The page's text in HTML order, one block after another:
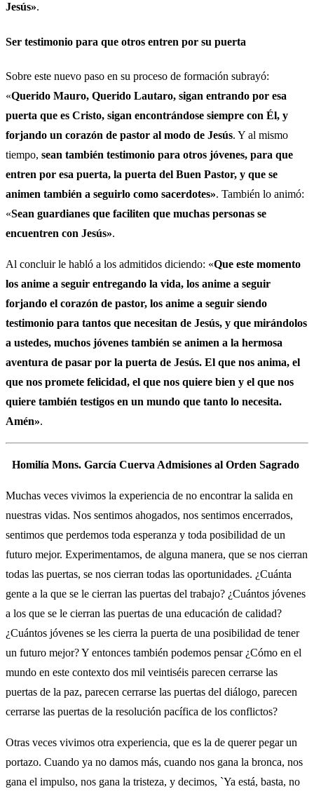
Jesús».
Ser testimonio para que otros entren por su puerta
Sobre este nuevo paso en su proceso de formación subrayó:
«Querido Mauro, Querido Lautaro, sigan entrando por esa
puerta que es Cristo, sigan encontrándose siempre con Él, y
forjando un corazón de pastor al modo de Jesús. Y al mismo
tiempo, sean también testimonio para otros jóvenes, para que
entren por esa puerta, la puerta del Buen Pastor, y que se
animen también a seguirlo como sacerdotes». También lo animó:
«Sean guardianes que faciliten que muchas personas se
encuentren con Jesús».
Al concluir le habló a los admitidos diciendo: «Que este momento
los anime a seguir entregando la vida, los anime a seguir
forjando el corazón de pastor, los anime a seguir siendo
testimonio para tantos que necesitan de Jesús, y que mirándolos
a ustedes, muchos jóvenes también se animen a la hermosa
aventura de pasar por la puerta de Jesús. El que nos anima, el
que nos promete felicidad, el que nos quiere bien y el que nos
quiere también testigos en un mundo que tanto lo necesita.
Amén».
Homilía Mons. García Cuerva Admisiones al Orden Sagrado
Muchas veces vivimos la experiencia de no encontrar la salida en
nuestras vidas. Nos sentimos ahogados, nos sentimos encerrados,
sentimos que perdemos toda esperanza y toda posibilidad de un
futuro mejor. Experimentamos, de alguna manera, que se nos cierran
todas las puertas, se nos cierran todas las oportunidades. ¿Cuánta
gente a la que se le cierran las puertas del trabajo? ¿Cuántos jóvenes
a los que se le cierran las puertas de una educación de calidad?
¿Cuántos jóvenes se les cierra la puerta de una posibilidad de tener
un futuro mejor? Y entonces también podemos pensar ¿Cómo en el
mundo en este contexto dos mil veintiséis parecen cerrarse las
puertas de la paz, parecen cerrarse las puertas del diálogo, parecen
cerrarse las puertas de la resolución pacífica de los conflictos?
Otras veces vivimos otra experiencia, que es la de querer pegar un
portazo. Cuando ya no damos más, cuando nos gana la bronca, nos
gana el impulso, nos gana la tristeza, y decimos, `Ya está, basta, no